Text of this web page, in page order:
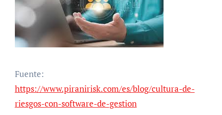
Fuente:
https://www.piranirisk.com/es/blog/cultura-de-
riesgos-con-software-de-gestion